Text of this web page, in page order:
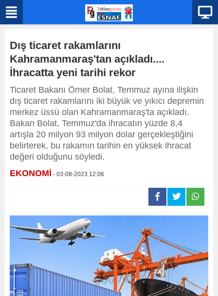
Dış ticaret rakamlarını
Kahramanmaraş'tan açıkladı....
İhracatta yeni tarihi rekor
Ticaret Bakanı Ömer Bolat, Temmuz ayına ilişkin
dış ticaret rakamlarını iki büyük ve yıkıcı depremin
merkez üssü olan Kahramanmaraş'ta açıkladı.
Bakan Bolat, Temmuz'da ihracatın yüzde 8,4
artışla 20 milyon 93 milyon dolar gerçekleştiğini
belirterek, bu rakamın tarihin en yüksek ihracat
değeri olduğunu söyledi.
EKONOMİ - 03-08-2023 12:06